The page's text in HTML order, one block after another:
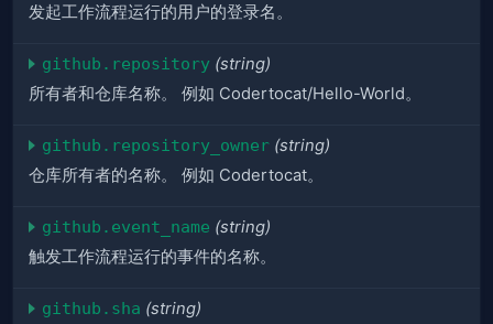
发起工作流程运行的用户的登录名。
github.repository (string)
所有者和仓库名称。 例如 Codertocat/Hello-World。
github.repository_owner (string)
仓库所有者的名称。 例如 Codertocat。
github.event_name (string)
触发工作流程运行的事件的名称。
github.sha (string)